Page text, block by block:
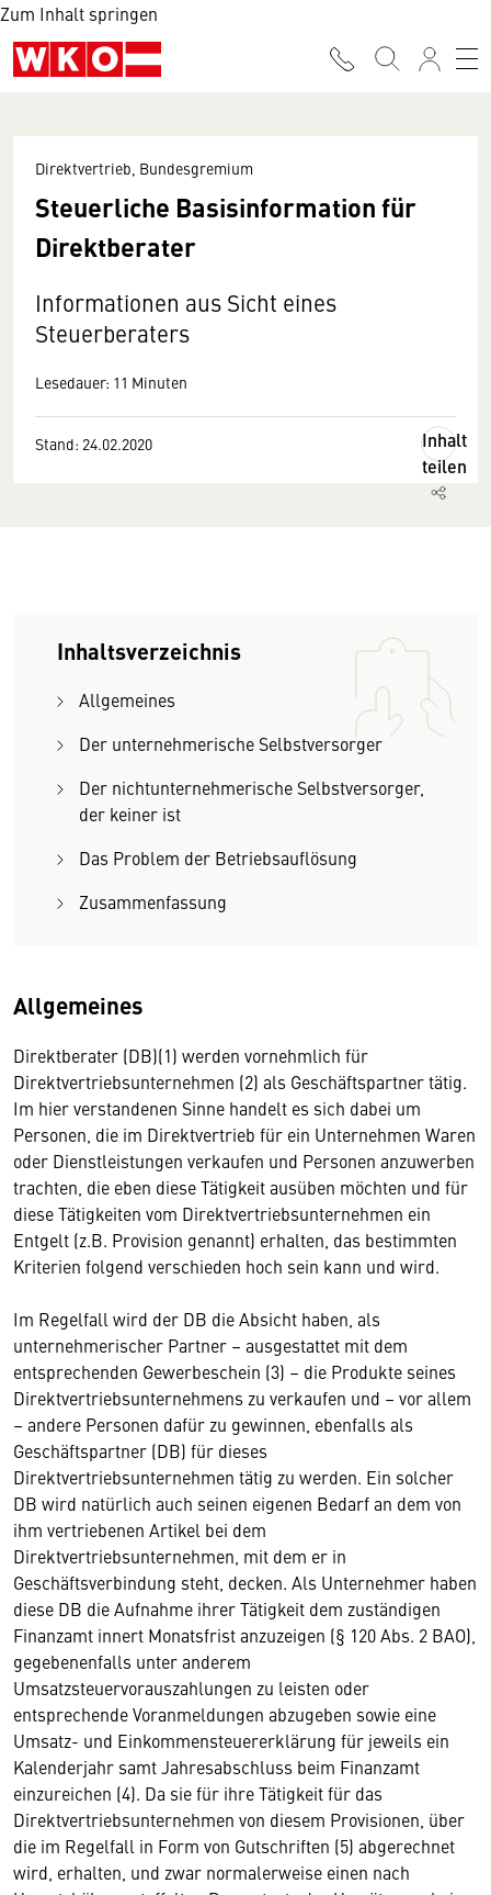
Zum Inhalt springen
Direktvertrieb, Bundesgremium
Steuerliche Basisinformation für
Direktberater
Informationen aus Sicht eines
Steuerberaters
Lesedauer: 11 Minuten
Stand: 24.02.2020
Inhalt
teilen
Inhaltsverzeichnis
Allgemeines
Der unternehmerische Selbstversorger
Der nichtunternehmerische Selbstversorger,
der keiner ist
Das Problem der Betriebsauflösung
Zusammenfassung
Allgemeines
Direktberater (DB)(1) werden vornehmlich für
Direktvertriebsunternehmen (2) als Geschäftspartner tätig.
Im hier verstandenen Sinne handelt es sich dabei um
Personen, die im Direktvertrieb für ein Unternehmen Waren
oder Dienstleistungen verkaufen und Personen anzuwerben
trachten, die eben diese Tätigkeit ausüben möchten und für
diese Tätigkeiten vom Direktvertriebsunternehmen ein
Entgelt (z.B. Provision genannt) erhalten, das bestimmten
Kriterien folgend verschieden hoch sein kann und wird.
Im Regelfall wird der DB die Absicht haben, als
unternehmerischer Partner – ausgestattet mit dem
entsprechenden Gewerbeschein (3) – die Produkte seines
Direktvertriebsunternehmens zu verkaufen und – vor allem
– andere Personen dafür zu gewinnen, ebenfalls als
Geschäftspartner (DB) für dieses
Direktvertriebsunternehmen tätig zu werden. Ein solcher
DB wird natürlich auch seinen eigenen Bedarf an dem von
ihm vertriebenen Artikel bei dem
Direktvertriebsunternehmen, mit dem er in
Geschäftsverbindung steht, decken. Als Unternehmer haben
diese DB die Aufnahme ihrer Tätigkeit dem zuständigen
Finanzamt innert Monatsfrist anzuzeigen (§ 120 Abs. 2 BAO),
gegebenenfalls unter anderem
Umsatzsteuervorauszahlungen zu leisten oder
entsprechende Voranmeldungen abzugeben sowie eine
Umsatz- und Einkommensteuererklärung für jeweils ein
Kalenderjahr samt Jahresabschluss beim Finanzamt
einzureichen (4). Da sie für ihre Tätigkeit für das
Direktvertriebsunternehmen von diesem Provisionen, über
die im Regelfall in Form von Gutschriften (5) abgerechnet
wird, erhalten, und zwar normalerweise einen nach